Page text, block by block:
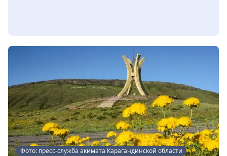
Фото: пресс-служба акимата Карагандинской области